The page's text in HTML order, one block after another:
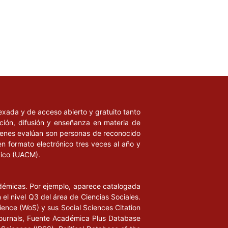
y de acceso abierto y gratuito tanto
difusión y enseñanza en materia de
evalúan son personas de reconocido
formato electrónico tres veces al año y
(UACM).
Por ejemplo, aparece catalogada
nivel Q3 del área de Ciencias Sociales.
(WoS) y sus Social Sciences Citation
Fuente Académica Plus Database